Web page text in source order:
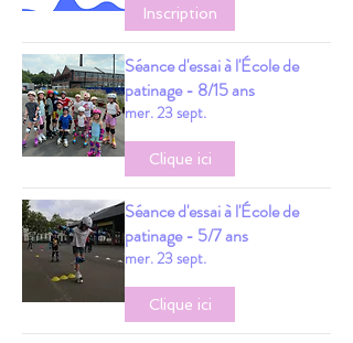
Inscription
Séance d'essai à l'École de
patinage - 8/15 ans
mer. 23 sept.
Clique ici
Séance d'essai à l'École de
patinage - 5/7 ans
mer. 23 sept.
Clique ici